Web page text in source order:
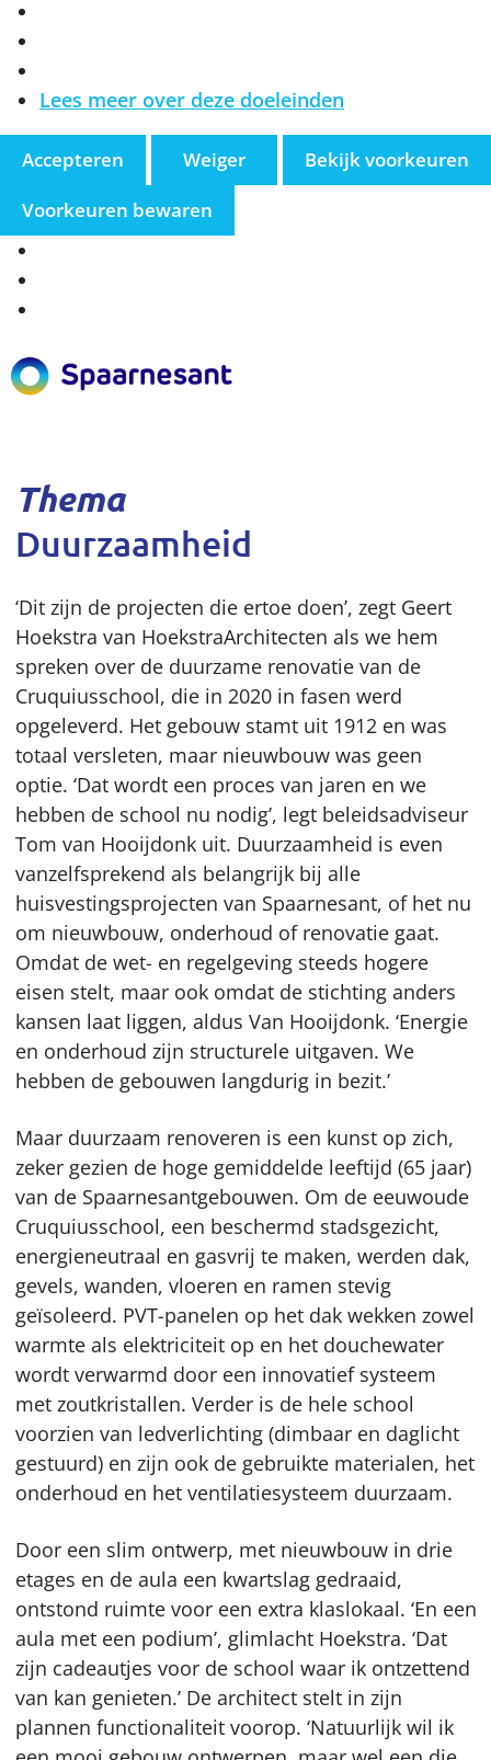
Lees meer over deze doeleinden
Accepteren Weiger
Bekijk voorkeuren
Voorkeuren bewaren
Thema
Duurzaamheid
‘Dit zijn de projecten die ertoe doen’, zegt Geert
Hoekstra van HoekstraArchitecten als we hem
spreken over de duurzame renovatie van de
Cruquiusschool, die in 2020 in fasen werd
opgeleverd. Het gebouw stamt uit 1912 en was
totaal versleten, maar nieuwbouw was geen
optie. ‘Dat wordt een proces van jaren en we
hebben de school nu nodig’, legt beleidsadviseur
Tom van Hooijdonk uit. Duurzaamheid is even
vanzelfsprekend als belangrijk bij alle
huisvestingsprojecten van Spaarnesant, of het nu
om nieuwbouw, onderhoud of renovatie gaat.
Omdat de wet- en regelgeving steeds hogere
eisen stelt, maar ook omdat de stichting anders
kansen laat liggen, aldus Van Hooijdonk. ‘Energie
en onderhoud zijn structurele uitgaven. We
hebben de gebouwen langdurig in bezit.’
Maar duurzaam renoveren is een kunst op zich,
zeker gezien de hoge gemiddelde leeftijd (65 jaar)
van de Spaarnesantgebouwen. Om de eeuwoude
Cruquiusschool, een beschermd stadsgezicht,
energieneutraal en gasvrij te maken, werden dak,
gevels, wanden, vloeren en ramen stevig
geïsoleerd. PVT-panelen op het dak wekken zowel
warmte als elektriciteit op en het douchewater
wordt verwarmd door een innovatief systeem
met zoutkristallen. Verder is de hele school
voorzien van ledverlichting (dimbaar en daglicht
gestuurd) en zijn ook de gebruikte materialen, het
onderhoud en het ventilatiesysteem duurzaam.
Door een slim ontwerp, met nieuwbouw in drie
etages en de aula een kwartslag gedraaid,
ontstond ruimte voor een extra klaslokaal. ‘En een
aula met een podium’, glimlacht Hoekstra. ‘Dat
zijn cadeautjes voor de school waar ik ontzettend
van kan genieten.’ De architect stelt in zijn
plannen functionaliteit voorop. ‘Natuurlijk wil ik